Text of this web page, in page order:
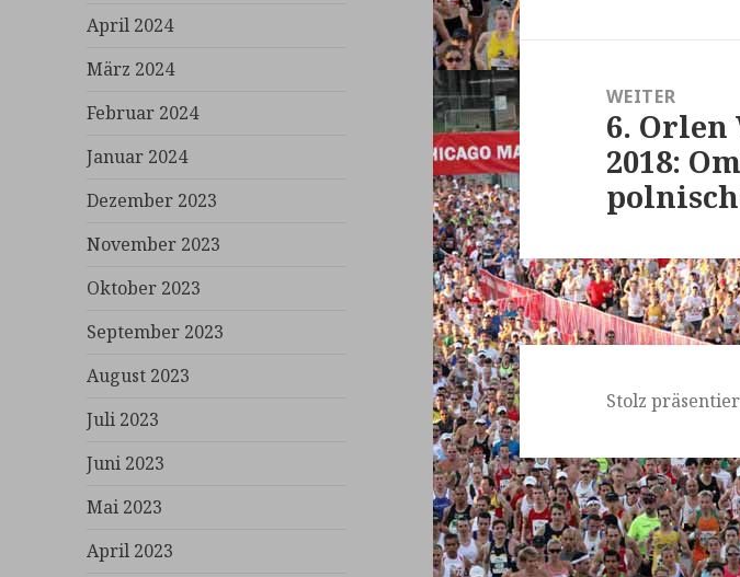
April 2024
März 2024
Februar 2024
Januar 2024
Dezember 2023
November 2023
Oktober 2023
September 2023
August 2023
Juli 2023
Juni 2023
Mai 2023
April 2023
WEITER
Nächster
Beitrag:
6. Orlen
2018:
Stolz